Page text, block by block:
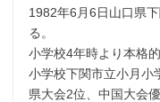
1982年6月6日山口県
る。
小学校4年時より本格
小学校下関市立小月小
県大会2位、中国大会